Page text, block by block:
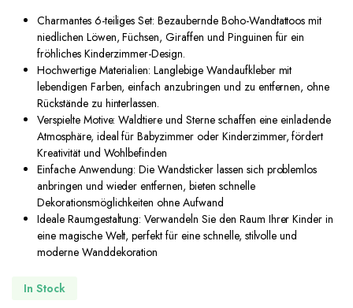
Charmantes 6-teiliges Set: Bezaubernde Boho-Wandtattoos mit
niedlichen Löwen, Füchsen, Giraffen und Pinguinen für ein
fröhliches Kinderzimmer-Design.
Hochwertige Materialien: Langlebige Wandaufkleber mit
lebendigen Farben, einfach anzubringen und zu entfernen, ohne
Rückstände zu hinterlassen.
Verspielte Motive: Waldtiere und Sterne schaffen eine einladende
Atmosphäre, ideal für Babyzimmer oder Kinderzimmer, fördert
Kreativität und Wohlbefinden
Einfache Anwendung: Die Wandsticker lassen sich problemlos
anbringen und wieder entfernen, bieten schnelle
Dekorationsmöglichkeiten ohne Aufwand
Ideale Raumgestaltung: Verwandeln Sie den Raum Ihrer Kinder in
eine magische Welt, perfekt für eine schnelle, stilvolle und
moderne Wanddekoration
In Stock